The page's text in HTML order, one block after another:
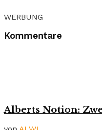
WERBUNG
Kommentare
Alberts Notion: